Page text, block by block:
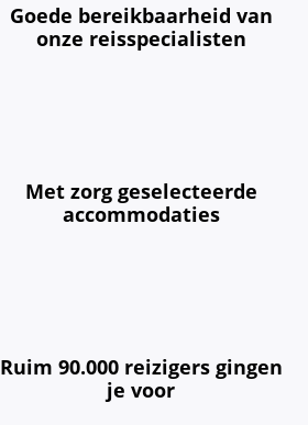
Goede bereikbaarheid van
onze reisspecialisten
Met zorg geselecteerde
accommodaties
Ruim 90.000 reizigers gingen
je voor